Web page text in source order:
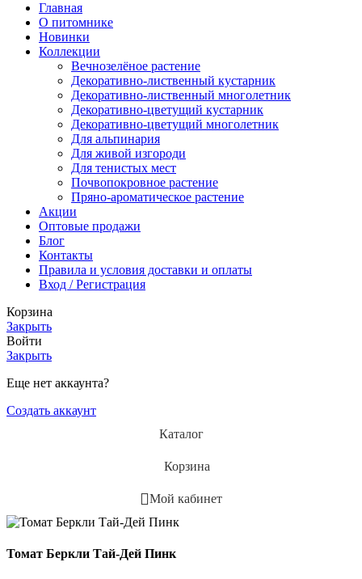
Главная
О питомнике
Новинки
Коллекции
Вечнозелёное растение
Декоративно-лиственный кустарник
Декоративно-лиственный многолетник
Декоративно-цветущий кустарник
Декоративно-цветущий многолетник
Для альпинария
Для живой изгороди
Для тенистых мест
Почвопокровное растение
Пряно-ароматическое растение
Акции
Оптовые продажи
Блог
Контакты
Правила и условия доставки и оплаты
Вход / Регистрация
Корзина
Закрыть
Войти
Закрыть
Еще нет аккаунта?
Создать аккаунт
Каталог
Корзина
Мой кабинет
Томат Беркли Тай-Дей Пинк